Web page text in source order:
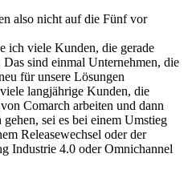
also nicht auf die Fünf vor
ich viele Kunden, die gerade
sind einmal Unternehmen, die
für unsere Lösungen
langjährige Kunden, die
Comarch arbeiten und dann
sei es bei einem Umstieg
Releasewechsel oder der
Industrie 4.0 oder Omnichannel